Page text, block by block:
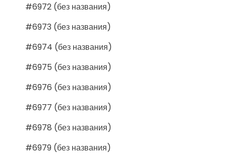
#6972 (без названия)
#6973 (без названия)
#6974 (без названия)
#6975 (без названия)
#6976 (без названия)
#6977 (без названия)
#6978 (без названия)
#6979 (без названия)